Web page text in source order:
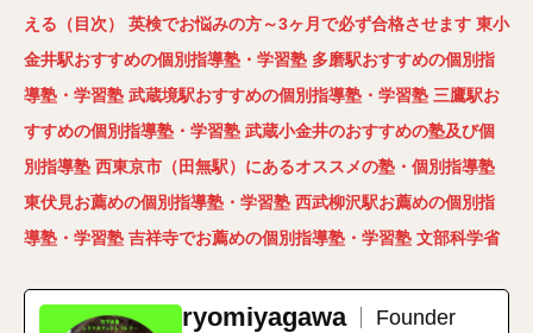
える（目次）
英検でお悩みの方～3ヶ月で必ず合格させます 東小
金井駅おすすめの個別指導塾・学習塾 多磨駅おすすめの個別指
導塾・学習塾 武蔵境駅おすすめの個別指導塾・学習塾 三鷹駅お
すすめの個別指導塾・学習塾 武蔵小金井のおすすめの塾及び個
別指導塾 西東京市（田無駅）にあるオススメの塾・個別指導塾
東伏見お薦めの個別指導塾・学習塾 西武柳沢駅お薦めの個別指
導塾・学習塾 吉祥寺でお薦めの個別指導塾・学習塾 文部科学省
ryomiyagawa
Founder